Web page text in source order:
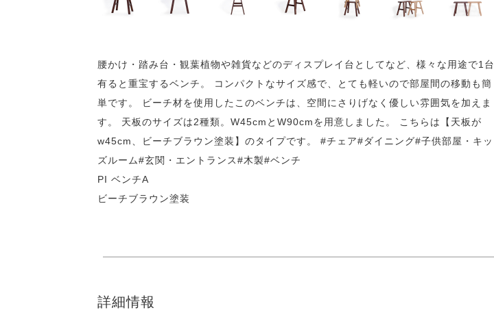
腰かけ・踏み台・観葉植物や雑貨などのディスプレイ台としてなど、様々な用途で1台
有ると重宝するベンチ。 コンパクトなサイズ感で、とても軽いので部屋間の移動も簡
単です。 ビーチ材を使用したこのベンチは、空間にさりげなく優しい雰囲気を加えま
す。 天板のサイズは2種類。W45cmとW90cmを用意しました。 こちらは【天板が
w45cm、ビーチブラウン塗装】のタイプです。 #チェア#ダイニング#子供部屋・キッ
ズルーム#玄関・エントランス#木製#ベンチ
PI ベンチA
ビーチブラウン塗装
詳細情報